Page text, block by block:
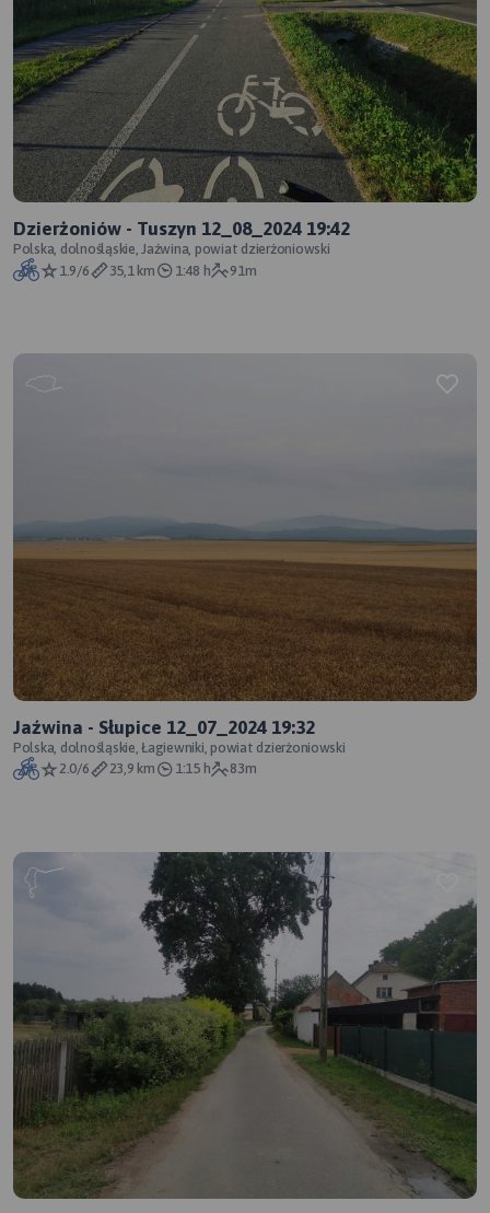
Dzierżoniów - Tuszyn 12_08_2024 19:42
Polska, dolnośląskie, Jaźwina, powiat dzierżoniowski
1.9/6
35,1 km 1:48 h 91m
Jaźwina - Słupice 12_07_2024 19:32
Polska, dolnośląskie, Łagiewniki, powiat dzierżoniowski
2.0/6
23,9 km 1:15 h 83m